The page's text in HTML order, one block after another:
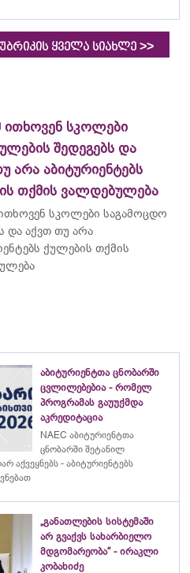
ყველა სიახლე >>
ითხოვენ სკოლები
შედეგებს და
არა აბიტურიენტებს
თქმის ვალდებულება
სკოლები საგამოცდო
და აქვთ თუ არა
ქულების თქმის
აბიტურიენტთა ცნობარში
ცვლილებებია - რომელ
პროგრამას გაუუქმდა
აკრედიტაცია
NAEC აბიტურიენტთა
ცნობარში შეტანილ
აქვეყნებს - აბიტურიენტებს
„განათლების სისტემაში
არ გვაქვს სახარბიელო
მდგომარეობა“ - ირაკლი
კობახიძე